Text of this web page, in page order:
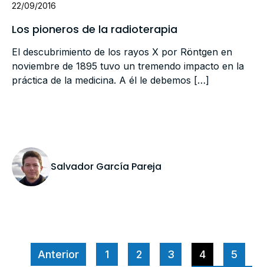
22/09/2016
Los pioneros de la radioterapia
El descubrimiento de los rayos X por Röntgen en
noviembre de 1895 tuvo un tremendo impacto en la
práctica de la medicina. A él le debemos […]
Salvador García Pareja
Anterior 1 2 3 4
5